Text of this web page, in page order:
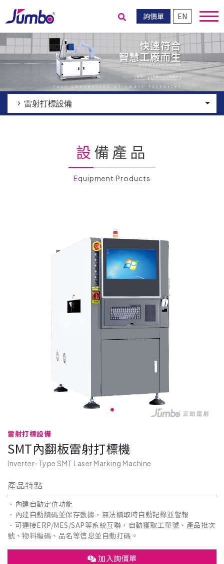
詢價單 EN
送出搜尋
雷射打標設備
設備產品
Equipment Products
雷射打標設備
SMT內翻板雷射打標機
Inverter-Type SMT Laser Marking Machine
產品特點
．內建自動定位功能
．內建自動讀碼並保存數據，無法讀取時自動記錄並警報
．可連接ERP/MES/SAP等系統互聯，自動獲取工單號、產品批次
號、物料編碼、品名等信息並自動打碼。
加入詢價單